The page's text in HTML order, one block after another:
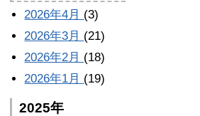
2026年4月 (3)
2026年3月 (21)
2026年2月 (18)
2026年1月 (19)
2025年